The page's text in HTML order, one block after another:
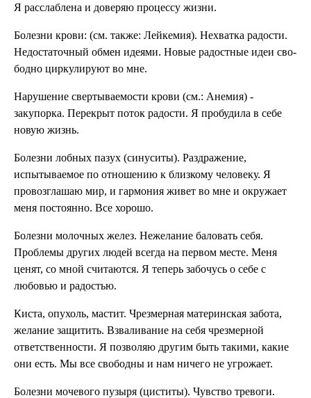
Я расслаблена и доверяю процессу жизни.
Болезни крови: (см. также: Лейкемия). Нехватка радости.
Недоста­точный обмен идеями. Новые радостные идеи сво­
бодно циркулируют во мне.
Нарушение свертываемости крови (см.: Анемия) -
закупорка. Перекрыт поток радости. Я пробудила в себе
новую жизнь.
Болезни лобных пазух (синуситы). Раздражение,
испытываемое по отношению к близкому чело­веку. Я
провозглашаю мир, и гар­мония живет во мне и окружает
меня постоянно. Все хорошо.
Болезни молочных желез. Нежелание баловать себя.
Проблемы других людей всег­да на первом месте. Меня
ценят, со мной считают­ся. Я теперь забочусь о себе с
любовью и радостью.
Киста, опухоль, мастит. Чрезмерная материнская за­бота,
желание защитить. Взваливание на себя чрезмер­ной
ответственности. Я позволяю другим быть та­кими, какие
они есть. Мы все свободны и нам ничего не уг­рожает.
Болезни мочевого пузыря (циститы). Чувство тревоги.